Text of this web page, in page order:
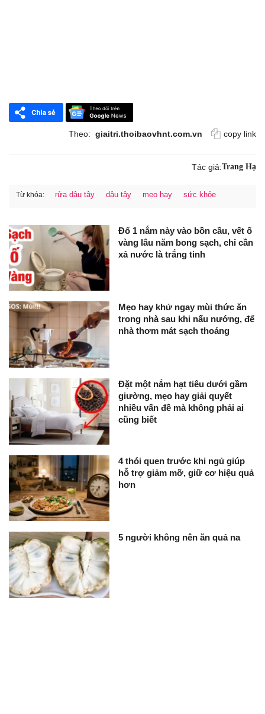
Theo: giaitri.thoibaovhnt.com.vn copy link
Tác giả:Trang Hạ
Từ khóa: rửa dâu tây dâu tây mẹo hay sức khỏe
Đổ 1 nắm này vào bồn cầu, vết ố
vàng lâu năm bong sạch, chỉ cần
xả nước là trắng tinh
Mẹo hay khử ngay mùi thức ăn
trong nhà sau khi nấu nướng, để
nhà thơm mát sạch thoáng
Đặt một nắm hạt tiêu dưới gầm
giường, mẹo hay giải quyết
nhiều vấn đề mà không phải ai
cũng biết
4 thói quen trước khi ngủ giúp
hỗ trợ giảm mỡ, giữ cơ hiệu quả
hơn
5 người không nên ăn quả na